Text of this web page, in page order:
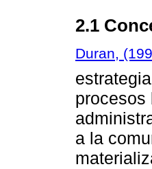
2.1
Duran,
procesos
a la